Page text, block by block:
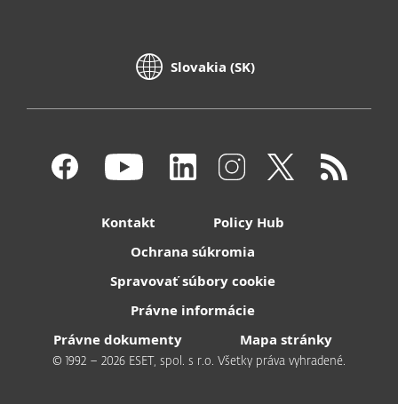
Slovakia (SK)
Kontakt
Policy Hub
Ochrana súkromia
Spravovať súbory cookie
Právne informácie
Právne dokumenty
Mapa stránky
© 1992 – 2026 ESET, spol. s r.o. Všetky práva vyhradené.